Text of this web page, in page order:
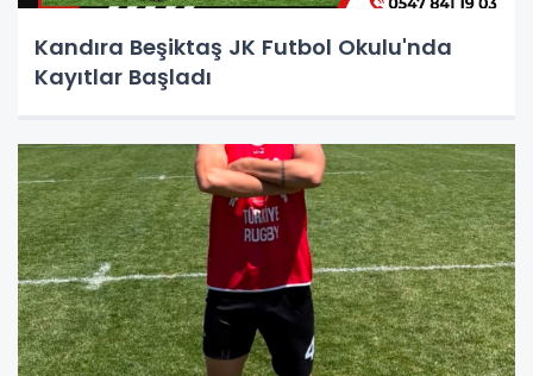
Kandıra Beşiktaş JK Futbol Okulu'nda
Kayıtlar Başladı